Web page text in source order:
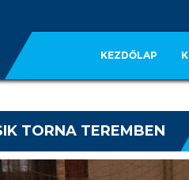
KEZDŐLAP
TORNA TEREMBEN